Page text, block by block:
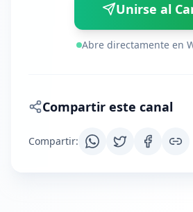
Unirse al
Abre directamente en
Compartir este canal
Compartir: